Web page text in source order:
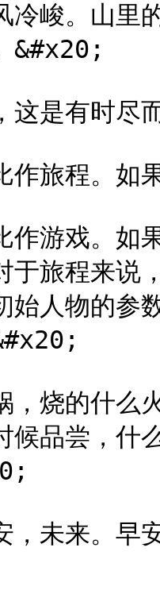
冷峻。山里
&#x20;
这是有时尽
作旅程。如
作游戏。如
于旅程来说
始人物的参
，烧的什么
候品尝，什